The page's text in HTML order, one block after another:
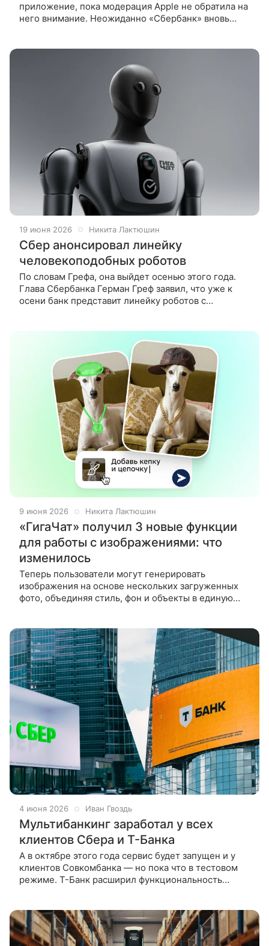
приложение, пока модерация Apple не обратила на
него внимание. Неожиданно «Сбербанк» вновь
19 июня 2026 Никита Лактюшин
Сбер анонсировал линейку
человекоподобных роботов
По словам Грефа, она выйдет осенью этого года.
Глава Сбербанка Герман Греф заявил, что уже к
осени банк представит линейку роботов с
9 июня 2026 Никита Лактюшин
«ГигаЧат» получил 3 новые функции
для работы с изображениями: что
изменилось
Теперь пользователи могут генерировать
изображения на основе нескольких загруженных
фото, объединяя стиль, фон и объекты в единую
4 июня 2026 Иван Гвоздь
Мультибанкинг заработал у всех
клиентов Сбера и Т-Банка
А в октябре этого года сервис будет запущен и у
клиентов Совкомбанка — но пока что в тестовом
режиме. Т-Банк расширил функциональность